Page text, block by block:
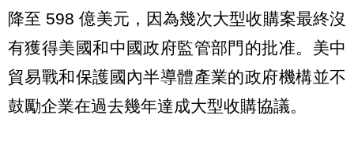
降至 598 億美元，因為幾次大型收購案最終沒
有獲得美國和中國政府監管部門的批准。美中
貿易戰和保護國內半導體產業的政府機構並不
鼓勵企業在過去幾年達成大型收購協議。